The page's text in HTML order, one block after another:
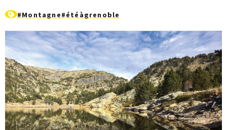
#Montagne#étéàgrenoble